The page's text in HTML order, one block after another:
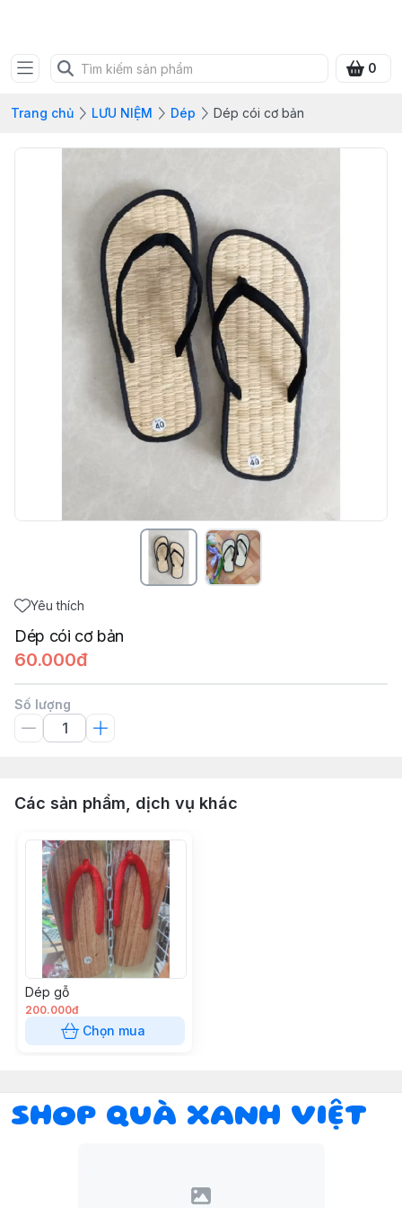
0
Trang chủ LƯU NIỆM Dép Dép cói cơ bản
Yêu thích
Dép cói cơ bản
60.000đ
Số lượng
Các sản phẩm, dịch vụ khác
Dép gỗ
200.000đ
Chọn mua
SHOP QUÀ XANH VIỆT